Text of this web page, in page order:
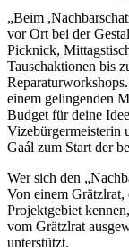
„Beim
vor Ort bei der
Picknick,
Tauschaktionen bis
einem gelingenden
Budget für deine
Vizebürgermeisterin
Gaál zum Start der
Wer sich den
Von einem Grätzlrat,
Projektgebiet
vom Grätzlrat
unterstützt.